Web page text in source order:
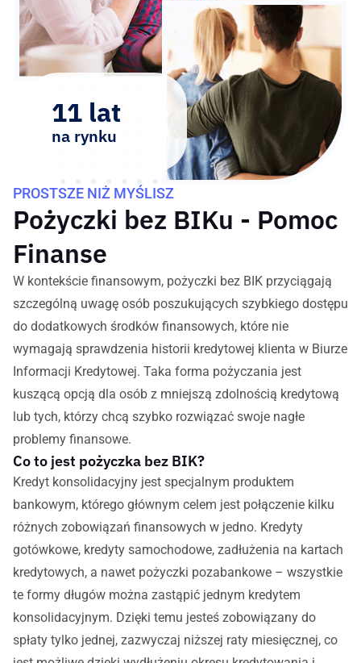
11 lat
na rynku
PROSTSZE NIŻ MYŚLISZ
Pożyczki bez BIKu - Pomoc
Finanse
W kontekście finansowym, pożyczki bez BIK przyciągają
szczególną uwagę osób poszukujących szybkiego dostępu
do dodatkowych środków finansowych, które nie
wymagają sprawdzenia historii kredytowej klienta w Biurze
Informacji Kredytowej. Taka forma pożyczania jest
kuszącą opcją dla osób z mniejszą zdolnością kredytową
lub tych, którzy chcą szybko rozwiązać swoje nagłe
problemy finansowe.
Co to jest pożyczka bez BIK?
Kredyt konsolidacyjny jest specjalnym produktem
bankowym, którego głównym celem jest połączenie kilku
różnych zobowiązań finansowych w jedno. Kredyty
gotówkowe, kredyty samochodowe, zadłużenia na kartach
kredytowych, a nawet pożyczki pozabankowe – wszystkie
te formy długów można zastąpić jednym kredytem
konsolidacyjnym. Dzięki temu jesteś zobowiązany do
spłaty tylko jednej, zazwyczaj niższej raty miesięcznej, co